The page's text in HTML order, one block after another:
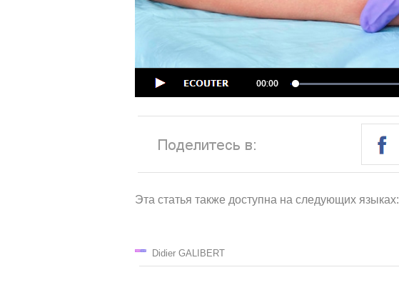
Эта статья также доступна на следующих языках:
Didier GALIBERT